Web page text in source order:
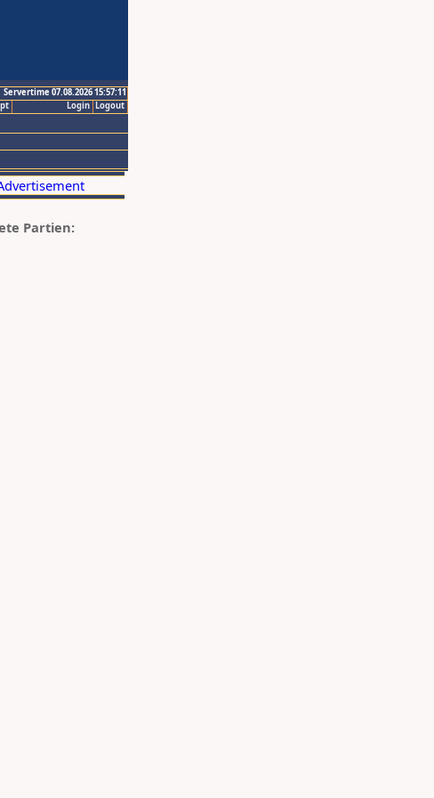
Servertime 07.08.2026 15:57:11
Logout
Login
Partien: